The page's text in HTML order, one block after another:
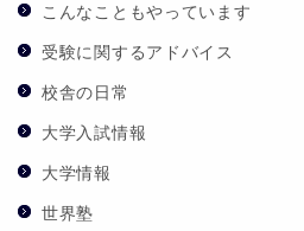
こんなこともやっています
受験に関するアドバイス
校舎の日常
大学入試情報
大学情報
世界塾